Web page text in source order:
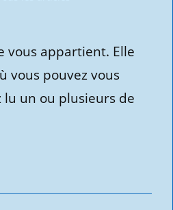
vous appartient. Elle
vous pouvez vous
lu un ou plusieurs de